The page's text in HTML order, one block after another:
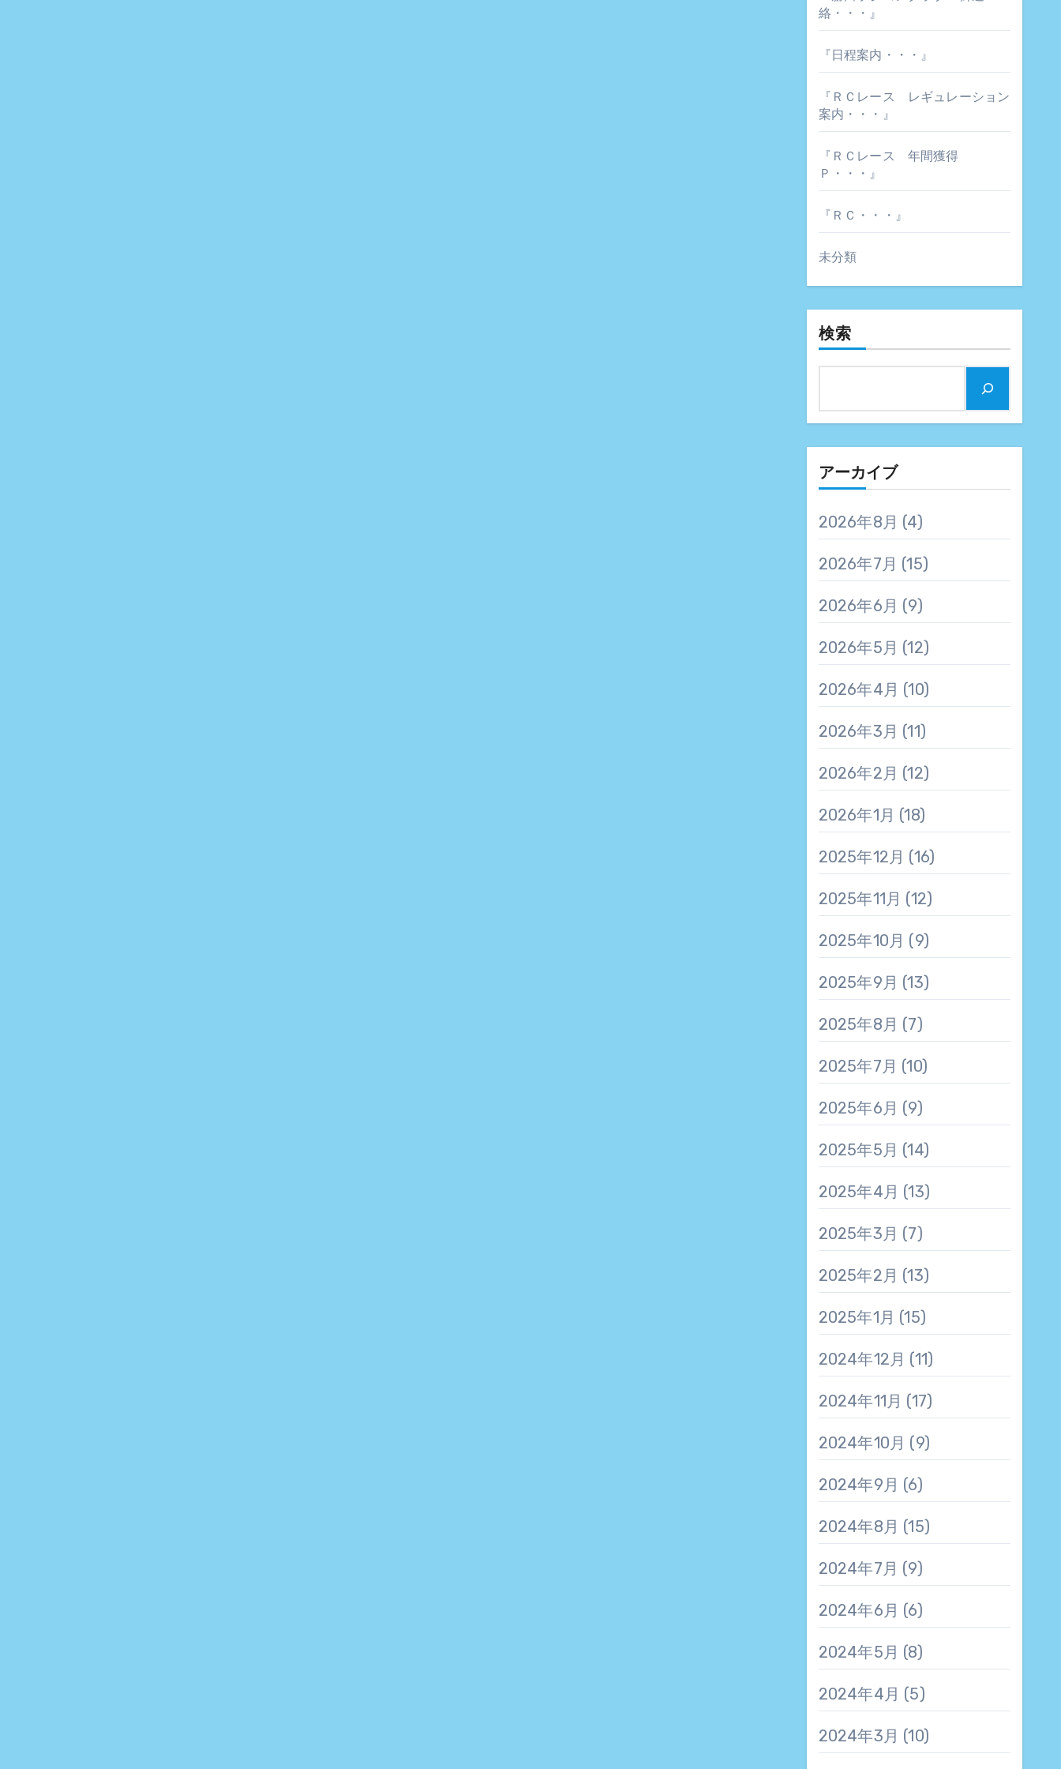
絡・・・』
『日程案内・・・』
『ＲＣレース レギュレーション
案内・・・』
『ＲＣレース 年間獲得
Ｐ・・・』
『ＲＣ・・・』
未分類
検索
アーカイブ
2026年8月 (4)
2026年7月 (15)
2026年6月 (9)
2026年5月 (12)
2026年4月 (10)
2026年3月 (11)
2026年2月 (12)
2026年1月 (18)
2025年12月 (16)
2025年11月 (12)
2025年10月 (9)
2025年9月 (13)
2025年8月 (7)
2025年7月 (10)
2025年6月 (9)
2025年5月 (14)
2025年4月 (13)
2025年3月 (7)
2025年2月 (13)
2025年1月 (15)
2024年12月 (11)
2024年11月 (17)
2024年10月 (9)
2024年9月 (6)
2024年8月 (15)
2024年7月 (9)
2024年6月 (6)
2024年5月 (8)
2024年4月 (5)
2024年3月 (10)